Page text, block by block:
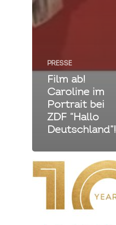
PRESSE
Film ab!
Caroline im
Portrait bei
ZDF “Hallo
Deutschland”!